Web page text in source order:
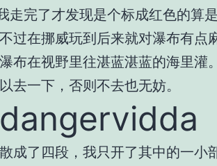
走完了才发现是个标成红色的算
过在挪威玩到后来就对瀑布有点
布在视野里往湛蓝湛蓝的海里灌
去一下，否则不去也无妨。
成了四段，我只开了其中的一小